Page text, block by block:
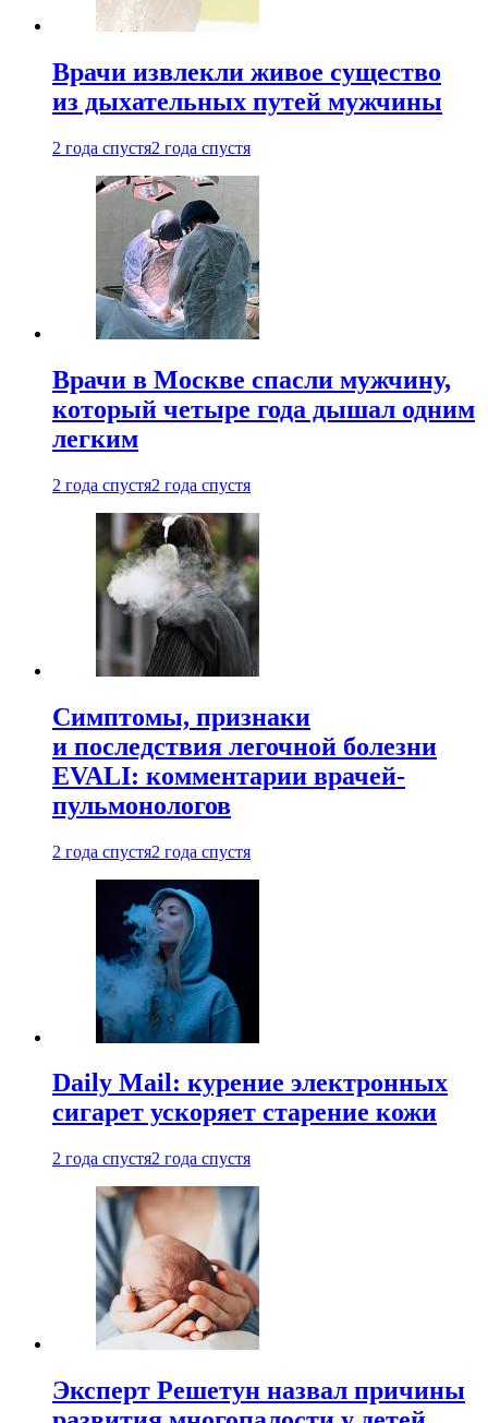
Врачи извлекли живое существо
из дыхательных путей мужчины
2 года спустя2 года спустя
Врачи в Москве спасли мужчину,
который четыре года дышал одним
легким
2 года спустя2 года спустя
Симптомы, признаки
и последствия легочной болезни
EVALI: комментарии врачей-
пульмонологов
2 года спустя2 года спустя
Daily Mail: курение электронных
сигарет ускоряет старение кожи
2 года спустя2 года спустя
Эксперт Решетун назвал причины